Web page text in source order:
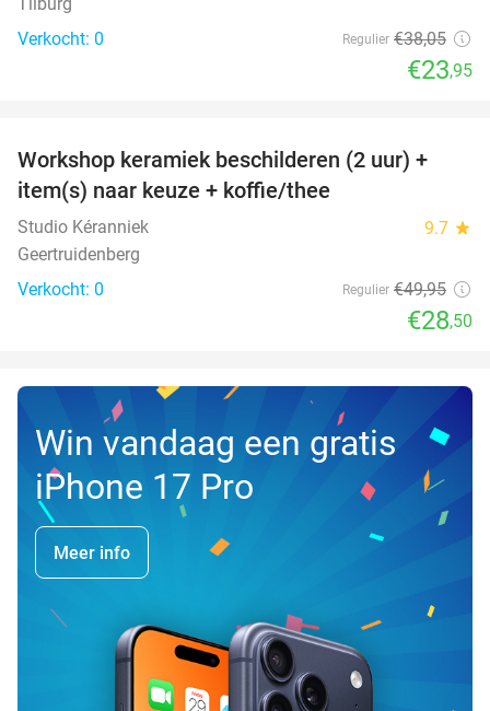
Verkocht: 0
Regulier €38,05
€23,95
43%
TODAY
Workshop keramiek beschilderen (2 uur) +
item(s) naar keuze + koffie/thee
Studio Kéranniek 9.7 star
Geertruidenberg
Verkocht: 0
Regulier €49,95
€28,50
Win vandaag een gratis
iPhone 17 Pro
Meer info